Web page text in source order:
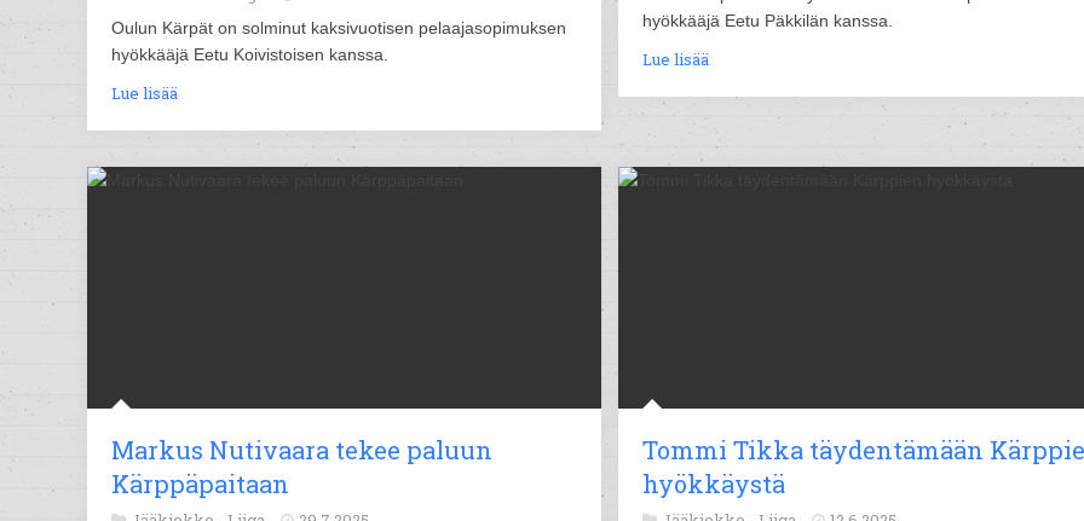
Oulun Kärpät on solminut kaksivuotisen pelaajasopimuksen
hyökkääjä Eetu Koivistoisen kanssa.
Lue lisää
hyökkääjä Eetu Päkkilän kanssa.
Lue lisää
Markus Nutivaara tekee paluun
Kärppäpaitaan
Tommi Tikka täydentämään
hyökkäystä